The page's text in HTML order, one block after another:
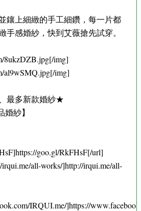
鑲上細緻的手工細鑽，每一片都
手感婚紗，快到艾薇搶先試穿。
8ukzDZB.jpg[/img]
al9wSMQ.jpg[/img]
最多新款婚紗★
婚紗】
goo.gl/RkFHsF[/url]
all-works/]http://irqui.me/all-
IRQUI.me/]https://